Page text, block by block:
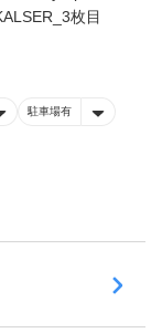
駐車場有